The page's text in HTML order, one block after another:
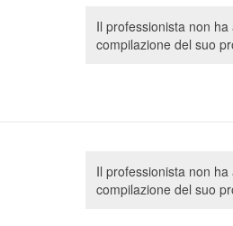
Il professionista non
compilazione del suo
Il professionista non
compilazione del suo